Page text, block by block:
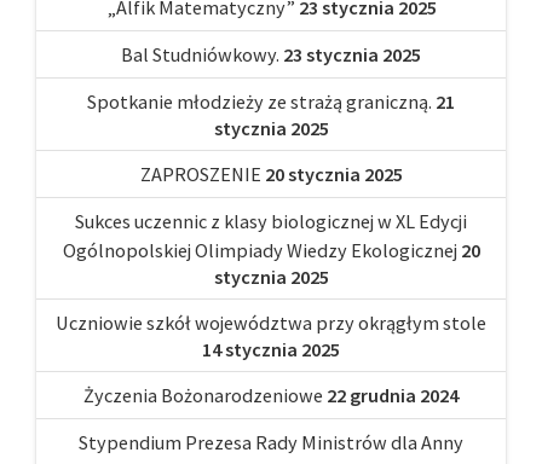
„Alfik Matematyczny” 23 stycznia 2025
Bal Studniówkowy. 23 stycznia 2025
Spotkanie młodzieży ze strażą graniczną. 21
stycznia 2025
ZAPROSZENIE 20 stycznia 2025
Sukces uczennic z klasy biologicznej w XL Edycji
Ogólnopolskiej Olimpiady Wiedzy Ekologicznej 20
stycznia 2025
Uczniowie szkół województwa przy okrągłym stole
14 stycznia 2025
Życzenia Bożonarodzeniowe 22 grudnia 2024
Stypendium Prezesa Rady Ministrów dla Anny